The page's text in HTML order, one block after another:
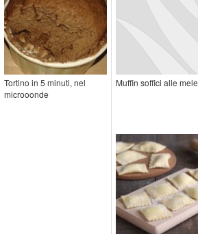
Tortino in 5 minuti, nel
microoonde
Muffin soffici alle mele